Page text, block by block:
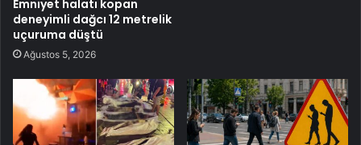
Emniyet halatı kopan
deneyimli dağcı 12 metrelik
uçuruma düştü
Ağustos 5, 2026